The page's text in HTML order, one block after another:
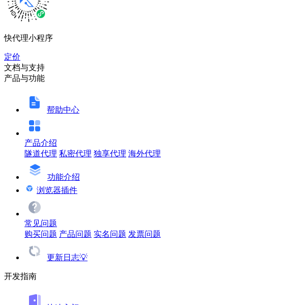
快代理小程序
定价
文档与支持
产品与功能
帮助中心
产品介绍
隧道代理 私密代理 独享代理 海外代理
功能介绍
浏览器插件
常见问题
购买问题 产品问题 实名问题 发票问题
更新日志💡
开发指南